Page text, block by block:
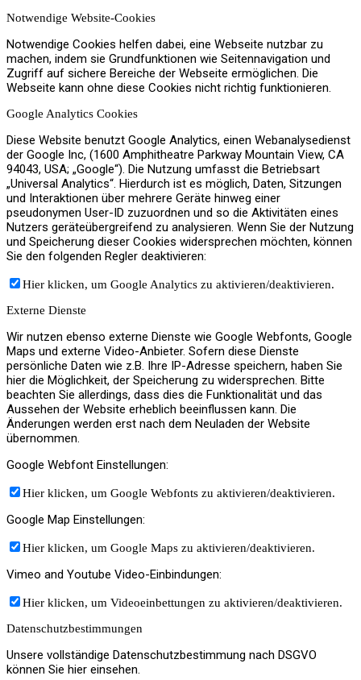
Kontakt
Menü Menü
Notwendige Website-Cookies
Notwendige Cookies helfen dabei, eine Webseite nutzbar zu
machen, indem sie Grundfunktionen wie Seitennavigation und
Zugriff auf sichere Bereiche der Webseite ermöglichen. Die
Webseite kann ohne diese Cookies nicht richtig funktionieren.
Google Analytics Cookies
Diese Website benutzt Google Analytics, einen Webanalysedienst
der Google Inc, (1600 Amphitheatre Parkway Mountain View, CA
94043, USA; „Google“). Die Nutzung umfasst die Betriebsart
„Universal Analytics“. Hierdurch ist es möglich, Daten, Sitzungen
und Interaktionen über mehrere Geräte hinweg einer
pseudonymen User-ID zuzuordnen und so die Aktivitäten eines
Nutzers geräteübergreifend zu analysieren. Wenn Sie der Nutzung
und Speicherung dieser Cookies widersprechen möchten, können
Sie den folgenden Regler deaktivieren:
Hier klicken, um Google Analytics zu aktivieren/deaktivieren.
Externe Dienste
Wir nutzen ebenso externe Dienste wie Google Webfonts, Google
Maps und externe Video-Anbieter. Sofern diese Dienste
persönliche Daten wie z.B. Ihre IP-Adresse speichern, haben Sie
hier die Möglichkeit, der Speicherung zu widersprechen. Bitte
beachten Sie allerdings, dass dies die Funktionalität und das
Aussehen der Website erheblich beeinflussen kann. Die
Änderungen werden erst nach dem Neuladen der Website
übernommen.
Google Webfont Einstellungen:
Hier klicken, um Google Webfonts zu aktivieren/deaktivieren.
Google Map Einstellungen:
Hier klicken, um Google Maps zu aktivieren/deaktivieren.
Vimeo and Youtube Video-Einbindungen:
Hier klicken, um Videoeinbettungen zu aktivieren/deaktivieren.
Datenschutzbestimmungen
Unsere vollständige Datenschutzbestimmung nach DSGVO
können Sie hier einsehen.